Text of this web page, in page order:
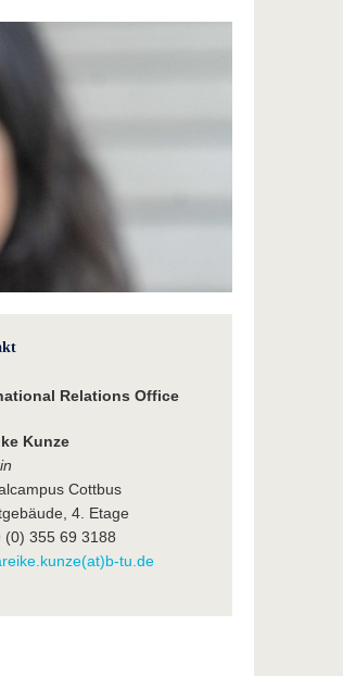
Relations Office
Kunze
Cottbus
4. Etage
(0) 355 69 3188
tu.de